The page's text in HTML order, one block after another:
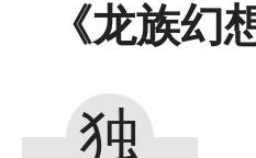
独
《龙族幻